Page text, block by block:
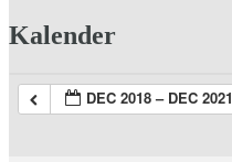
Kalender
DEC 2018 – DEC 2021